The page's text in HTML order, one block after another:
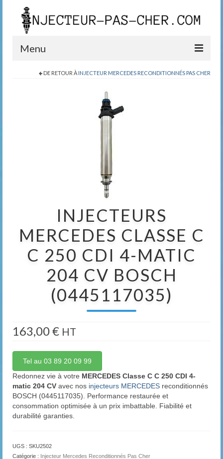
Menu
DE RETOUR À INJECTEUR MERCEDES RECONDITIONNÉS PAS CHER
INJECTEURS
MERCEDES CLASSE C
C 250 CDI 4-MATIC
204 CV BOSCH
(0445117035)
163,00€ HT
Tel au 03 89 20 09 99
Redonnez vie à votre MERCEDES Classe C C 250 CDI 4-
matic 204 CV avec nos injecteurs MERCEDES reconditionnés
BOSCH (0445117035). Performance restaurée et
consommation optimisée à un prix imbattable. Fiabilité et
durabilité garanties.
UGS : SKU2502
Catégorie : Injecteur Mercedes Reconditionnés Pas Cher